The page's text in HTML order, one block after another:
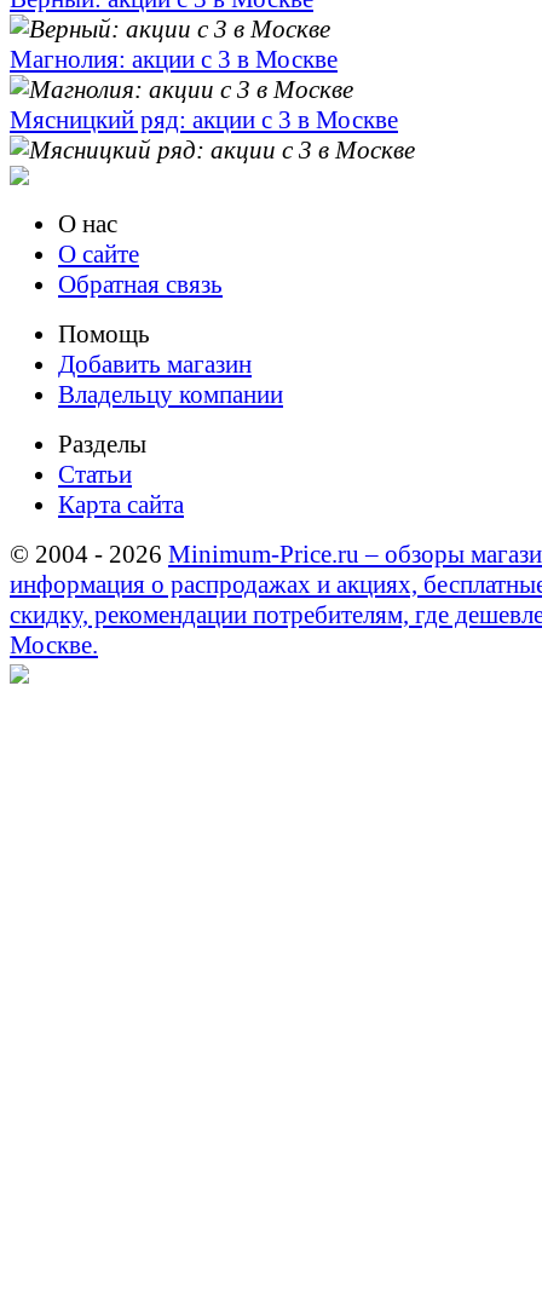
Магнолия: акции с 3 в Москве
Мясницкий ряд: акции с 3 в Москве
О нас
О сайте
Обратная связь
Помощь
Добавить магазин
Владельцу компании
Разделы
Статьи
Карта сайта
© 2004 - 2026 Minimum-Price.ru – обзоры
информация о распродажах и акциях,
скидку, рекомендации потребителям, где
Москве.